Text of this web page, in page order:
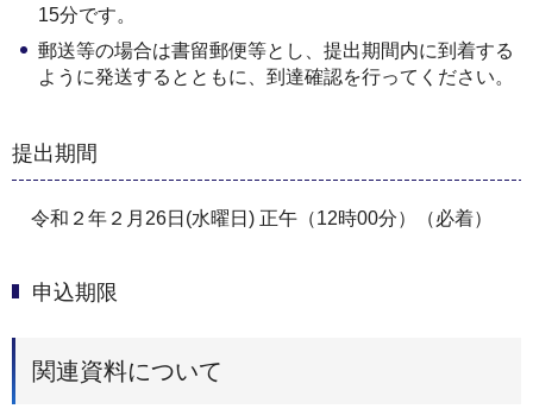
15分です。
郵送等の場合は書留郵便等とし、提出期間内に到着する
ように発送するとともに、到達確認を行ってください。
提出期間
令和２年２月26日(水曜日) 正午（12時00分）（必着）
申込期限
関連資料について